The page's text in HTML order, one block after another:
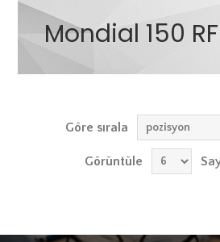
Mondial 150
Göre sırala
Görüntüle